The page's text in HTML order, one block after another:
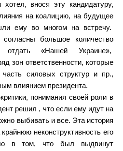
хотел, внося эту кандидатуру,
на коалицию, на будущее
ему во многом на встречу.
большое количество
отдать «Нашей Украине»,
зон ответственности, которые
часть силовых структур и пр.,
влиянием президента.
понимания своей роли в
решил , что если ему идут на
выбивать и все. Эта история
неконструктивность его
в том, что был выдвинут